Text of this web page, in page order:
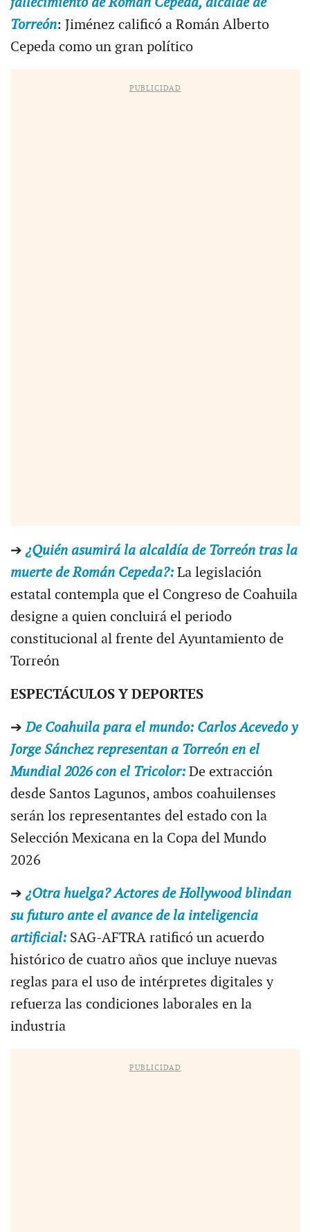
Torreón: Jiménez calificó a Román Alberto
Cepeda como un gran político
PUBLICIDAD
➔¿Quién asumirá la alcaldía de Torreón tras la
muerte de Román Cepeda?:La legislación
estatal contempla que el Congreso de Coahuila
designe a quien concluirá el periodo
constitucional al frente del Ayuntamiento de
Torreón
ESPECTÁCULOS Y DEPORTES
➔De Coahuila para el mundo: Carlos Acevedo y
Jorge Sánchez representan a Torreón en el
Mundial 2026 con el Tricolor:De extracción
desde Santos Lagunos, ambos coahuilenses
serán los representantes del estado con la
Selección Mexicana en la Copa del Mundo
2026
➔ ¿Otra huelga? Actores de Hollywood blindan
su futuro ante el avance de la inteligencia
artificial:SAG-AFTRA ratificó un acuerdo
histórico de cuatro años que incluye nuevas
reglas para el uso de intérpretes digitales y
refuerza las condiciones laborales en la
industria
PUBLICIDAD